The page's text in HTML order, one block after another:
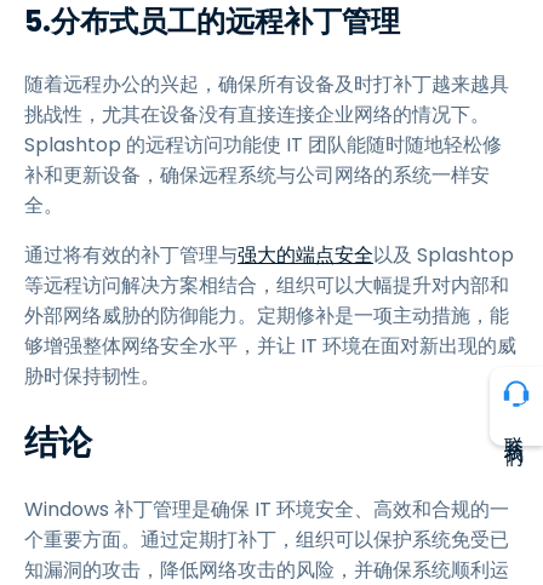
5.分布式员工的远程补丁管理
随着远程办公的兴起，确保所有设备及时打补丁越来越具
挑战性，尤其在设备没有直接连接企业网络的情况下。
Splashtop 的远程访问功能使 IT 团队能随时随地轻松修
补和更新设备，确保远程系统与公司网络的系统一样安
全。
通过将有效的补丁管理与强大的端点安全以及 Splashtop
等远程访问解决方案相结合，组织可以大幅提升对内部和
外部网络威胁的防御能力。定期修补是一项主动措施，能
够增强整体网络安全水平，并让 IT 环境在面对新出现的威
胁时保持韧性。
结论
Windows 补丁管理是确保 IT 环境安全、高效和合规的一
个重要方面。通过定期打补丁，组织可以保护系统免受已
知漏洞的攻击，降低网络攻击的风险，并确保系统顺利运